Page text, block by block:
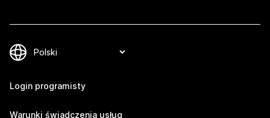
Login programisty
Warunki świadczenia usług